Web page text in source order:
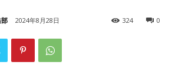
2024年8月28日 0
324